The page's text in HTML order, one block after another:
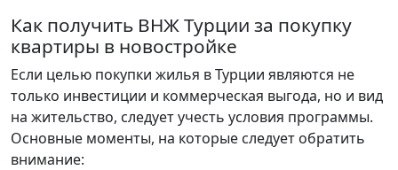
Как получить ВНЖ Турции за покупку
квартиры в новостройке
Если целью покупки жилья в Турции являются не
только инвестиции и коммерческая выгода, но и вид
на жительство, следует учесть условия программы.
Основные моменты, на которые следует обратить
внимание: